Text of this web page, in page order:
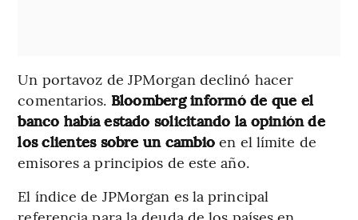
Un portavoz de JPMorgan declinó hacer
comentarios. Bloomberg informó de que el
banco había estado solicitando la opinión de
los clientes sobre un cambio en el límite de
emisores a principios de este año.
El índice de JPMorgan es la principal